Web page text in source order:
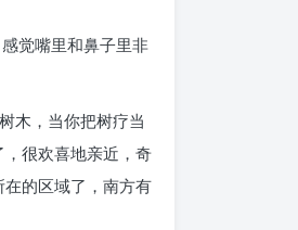
觉嘴里和鼻子里非
木，当你把树疗当
很欢喜地亲近，奇
的区域了，南方有